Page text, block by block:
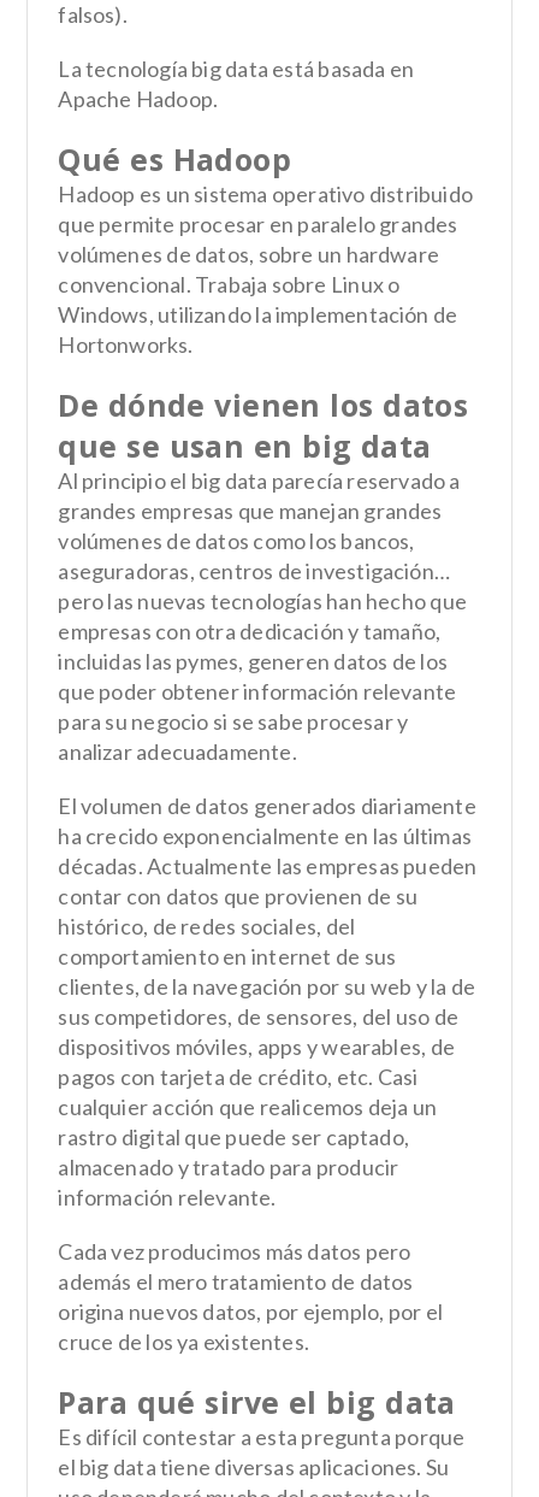
falsos).
La tecnología big data está basada en
Apache Hadoop.
Qué es Hadoop
Hadoop es un sistema operativo distribuido
que permite procesar en paralelo grandes
volúmenes de datos, sobre un hardware
convencional. Trabaja sobre Linux o
Windows, utilizando la implementación de
Hortonworks.
De dónde vienen los datos
que se usan en big data
Al principio el big data parecía reservado a
grandes empresas que manejan grandes
volúmenes de datos como los bancos,
aseguradoras, centros de investigación…
pero las nuevas tecnologías han hecho que
empresas con otra dedicación y tamaño,
incluidas las pymes, generen datos de los
que poder obtener información relevante
para su negocio si se sabe procesar y
analizar adecuadamente.
El volumen de datos generados diariamente
ha crecido exponencialmente en las últimas
décadas. Actualmente las empresas pueden
contar con datos que provienen de su
histórico, de redes sociales, del
comportamiento en internet de sus
clientes, de la navegación por su web y la de
sus competidores, de sensores, del uso de
dispositivos móviles, apps y wearables, de
pagos con tarjeta de crédito, etc. Casi
cualquier acción que realicemos deja un
rastro digital que puede ser captado,
almacenado y tratado para producir
información relevante.
Cada vez producimos más datos pero
además el mero tratamiento de datos
origina nuevos datos, por ejemplo, por el
cruce de los ya existentes.
Para qué sirve el big data
Es difícil contestar a esta pregunta porque
el big data tiene diversas aplicaciones. Su